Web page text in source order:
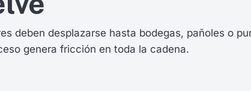
deben desplazarse hasta bodegas, pañoles o
genera fricción en toda la cadena.